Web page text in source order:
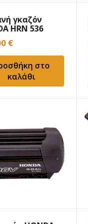
γκαζόν
HRN 536
€
στο
καλάθι